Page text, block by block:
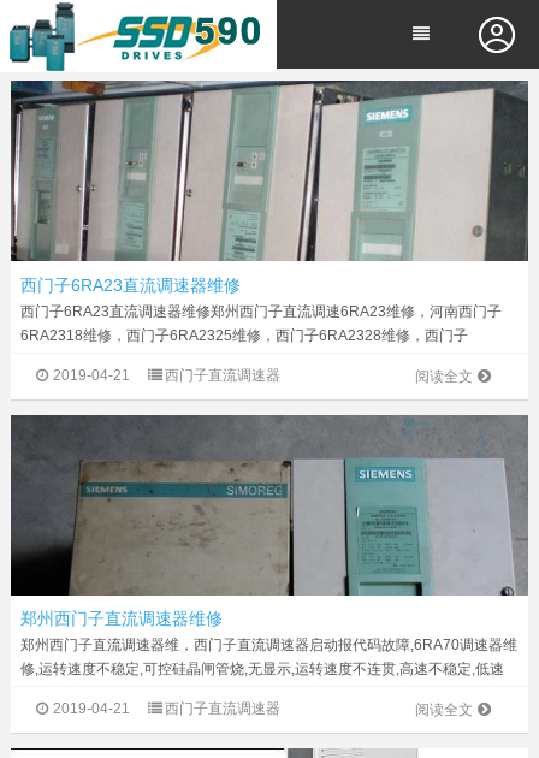
西门子6RA23直流调速器维修
西门子6RA23直流调速器维修郑州西门子直流调速6RA23维修，河南西门子
6RA2318维修，西门子6RA2325维修，西门子6RA2328维修，西门子
6RA23...
阅读全文
2019-04-21 西门子直流调速器
郑州西门子直流调速器维修
郑州西门子直流调速器维，西门子直流调速器启动报代码故障,6RA70调速器维
修,运转速度不稳定,可控硅晶闸管烧,无显示,运转速度不连贯,高速不稳定,低速
炸机,电源板坏...
阅读全文
2019-04-21 西门子直流调速器